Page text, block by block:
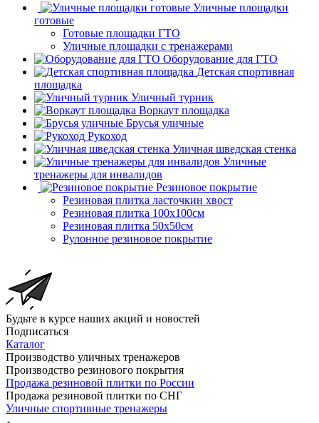
Уличные площадки
готовые
Готовые площадки ГТО
Уличные площадки с тренажерами
Оборудование для ГТО
Детская спортивная
площадка
Уличный турник
Воркаут площадка
Брусья уличные
Рукоход
Уличная шведская стенка
Уличные
тренажеры для инвалидов
Резиновое покрытие
Резиновая плитка ласточкин хвост
Резиновая плитка 100х100см
Резиновая плитка 50х50см
Рулонное резиновое покрытие
Будьте в курсе наших акций и новостей
Подписаться
Каталог
Производство уличных тренажеров
Производство резинового покрытия
Продажа резиновой плитки по России
Продажа резиновой плитки по СНГ
Уличные спортивные тренажеры